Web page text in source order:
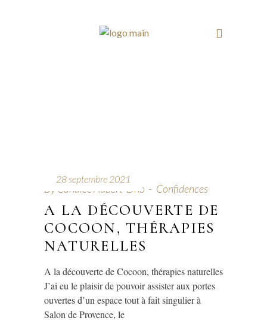
28 septembre 2021
By Candice Aubert-Dho Confidences
A LA DÉCOUVERTE DE
COCOON, THÉRAPIES
NATURELLES
A la découverte de Cocoon, thérapies naturelles
J’ai eu le plaisir de pouvoir assister aux portes
ouvertes d’un espace tout à fait singulier à
Salon de Provence, le